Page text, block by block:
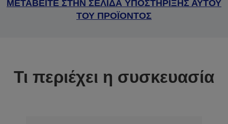
ΜΕΤΑΒΕΙΤΕ ΣΤΗΝ ΣΕΛΙΔΑ ΥΠΟΣΤΗΡΙΞΗΣ ΑΥΤΟΥ
ΤΟΥ ΠΡΟΪΟΝΤΟΣ
Τι περιέχει η συσκευασία